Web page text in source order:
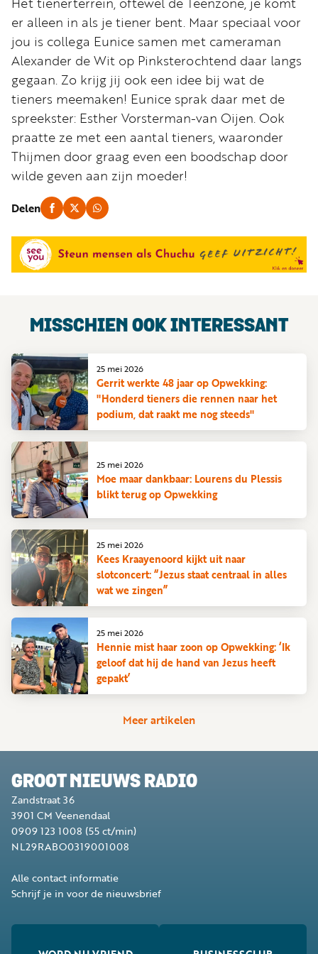
er alleen in als je tiener bent. Maar speciaal voor
jou is collega Eunice samen met cameraman
Alexander de Wit op Pinksterochtend daar langs
gegaan. Zo krijg jij ook een idee bij wat de
tieners meemaken! Eunice sprak daar met de
spreekster: Esther Vorsterman-van Oijen. Ook
praatte ze met een aantal tieners, waaronder
Thijmen door graag even een boodschap door
wilde geven aan zijn moeder!
Delen
MISSCHIEN OOK INTERESSANT
Gerrit werkte 48 jaar op Opwekking:
"Honderd tieners die rennen naar het
podium, dat raakt me nog steeds"
25 mei 2026
Moe maar dankbaar: Lourens du Plessis
blikt terug op Opwekking
25 mei 2026
Kees Kraayenoord kijkt uit naar
slotconcert: “Jezus staat centraal in alles
wat we zingen”
25 mei 2026
Hennie mist haar zoon op Opwekking: ‘Ik
geloof dat hij de hand van Jezus heeft
gepakt’
25 mei 2026
Meer artikelen
GROOT NIEUWS RADIO
Zandstraat 36
3901 CM Veenendaal
0909 123 1008 (55 ct/min)
NL29RABO0319001008
Alle contact informatie
Schrijf je in voor de nieuwsbrief
nu
vriend
Businessclub
Adverteren
Winkel
Privacy
reglement
Algemene
voorwaarden